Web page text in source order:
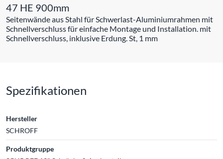
47 HE 900mm
Seitenwände aus Stahl für Schwerlast-Aluminiumrahmen mit
Schnellverschluss für einfache Montage und Installation. mit
Schnellverschluss, inklusive Erdung. St, 1 mm
Spezifikationen
Hersteller
SCHROFF
Produktgruppe